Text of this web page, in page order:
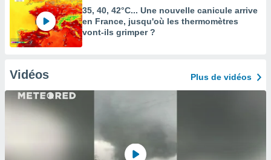
35, 40, 42°C... Une nouvelle canicule arrive
en France, jusqu'où les thermomètres
vont-ils grimper ?
Vidéos Plus de vidéos